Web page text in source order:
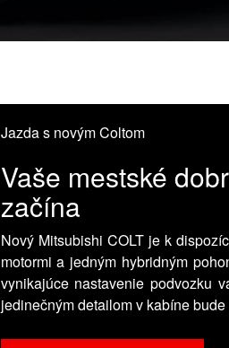
Jazda s novým Coltom
Vaše mestské
začína
Nový Mitsubishi COLT je k
motormi a jedným hybridným
vynikajúce nastavenie podvozku
jedinečným detailom v kabíne